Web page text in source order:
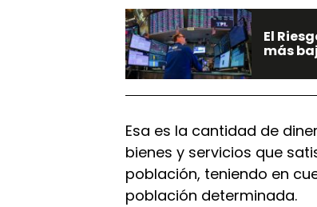
El
más
Esa es la cantidad de
bienes y servicios que
población, teniendo en
población determinada.